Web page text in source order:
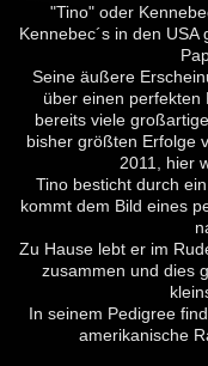
"Tino" oder
Kennebec´s in den
Seine äußere
über einen perfekten
bereits viele
bisher größten Erfolge
2011, hier
Tino besticht durch
kommt dem Bild eines
Zu Hause lebt er im
zusammen und dies
In seinem Pedigree
amerikanische